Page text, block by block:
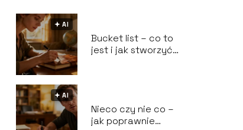
🟅 AI
Bucket list – co to
jest i jak stworzyć
🟅 AI
Nieco czy nie co –
jak poprawnie